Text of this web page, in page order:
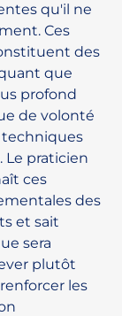
qu'il ne
Ces
des
que
profond
de volonté
Le praticien
ces
des
et sait
sera
plutôt
les